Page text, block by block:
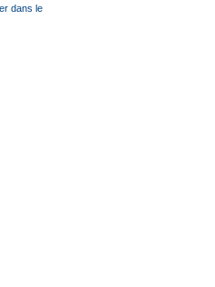
dans le